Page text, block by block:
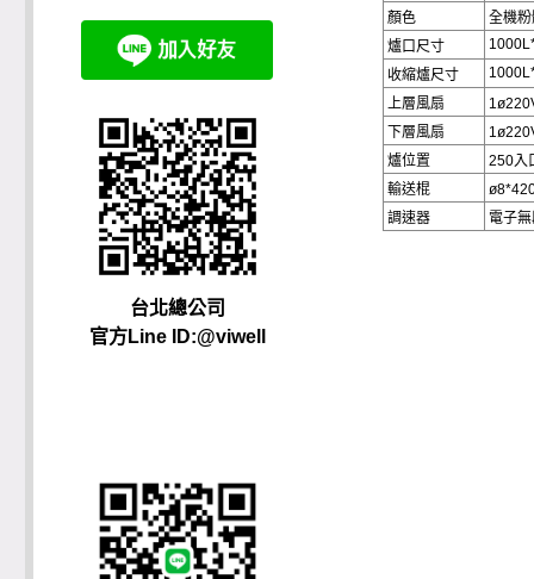
台北總公司
官方Line ID:@viwell
顏色
全機
爐口尺寸
收縮爐尺寸
上層風扇
下層風扇
爐位置
250入
輸送棍
調速器
電子